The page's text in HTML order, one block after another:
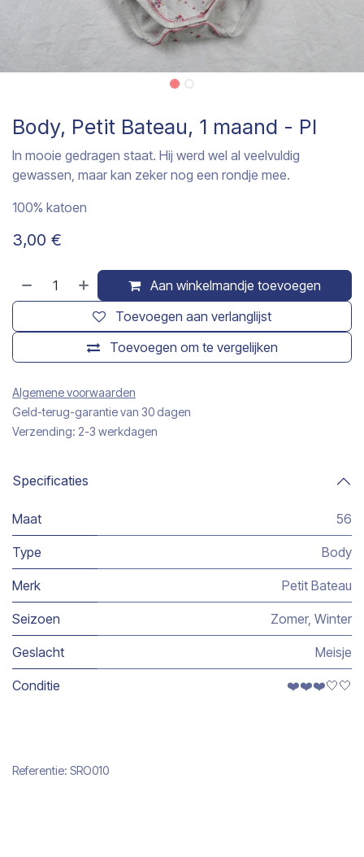
Body, Petit Bateau, 1 maand - PI
In mooie gedragen staat. Hij werd wel al veelvuldig
gewassen, maar kan zeker nog een rondje mee.
100% katoen
3,00 €
Aan winkelmandje toevoegen
Toevoegen om te vergelijken
Toevoegen aan verlanglijst
Algemene voorwaarden
Geld-terug-garantie van 30 dagen
Verzending: 2-3 werkdagen
Specificaties
Maat 56
Type Body
Merk Petit Bateau
Seizoen Zomer, Winter
Geslacht Meisje
Conditie ❤️❤️❤️🤍🤍
Referentie: SRO010